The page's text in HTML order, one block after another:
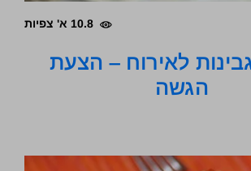
10.8 א' צפיות
לאירוח – הצעת
הגשה